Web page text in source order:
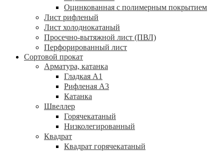
Оцинкованная с полимерным покрытием
Лист рифленый
Лист холоднокатаный
Просечно-вытяжной лист (ПВЛ)
Перфорированный лист
Сортовой прокат
Арматура, катанка
Гладкая А1
Рифленая А3
Катанка
Швеллер
Горячекатаный
Низколегированный
Квадрат
Квадрат горячекатаный